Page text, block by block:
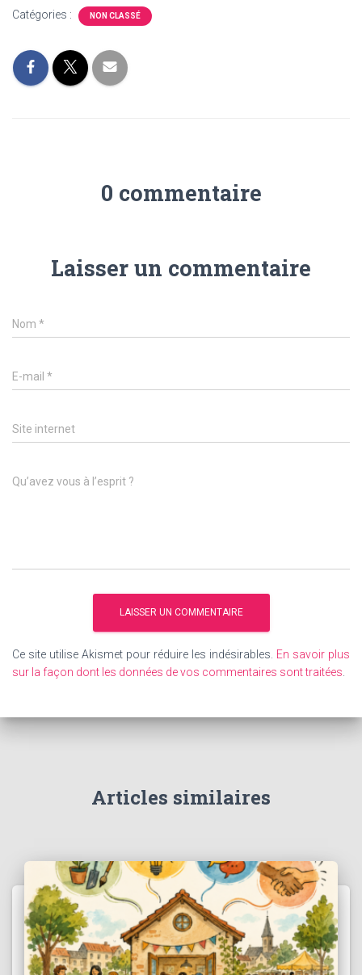
Catégories : NON CLASSÉ
0 commentaire
Laisser un commentaire
Nom *
E-mail *
Site internet
Qu’avez vous à l’esprit ?
Ce site utilise Akismet pour réduire les indésirables. En savoir plus
sur la façon dont les données de vos commentaires sont traitées
Articles similaires